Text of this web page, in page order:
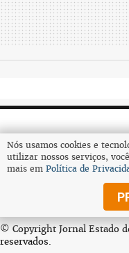
Nós usamos cookies e
utilizar nossos serviços,
mais em Política de
© Copyright Jornal Estado
reservados.